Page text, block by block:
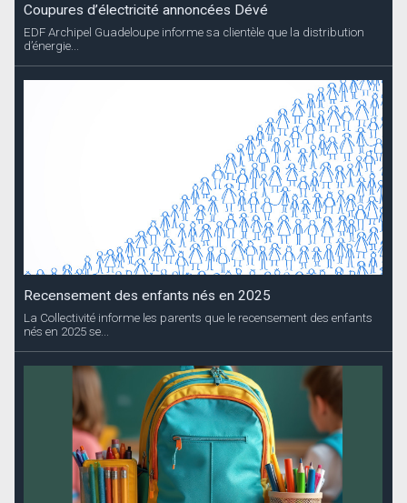
Coupures d’électricité annoncées Dévé
EDF Archipel Guadeloupe informe sa clientèle que la distribution
d’énergie...
Recensement des enfants nés en 2025
La Collectivité informe les parents que le recensement des enfants
nés en 2025 se...